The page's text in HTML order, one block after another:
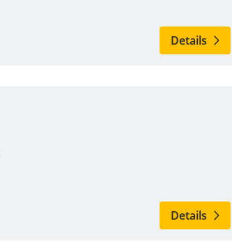
Details
Details